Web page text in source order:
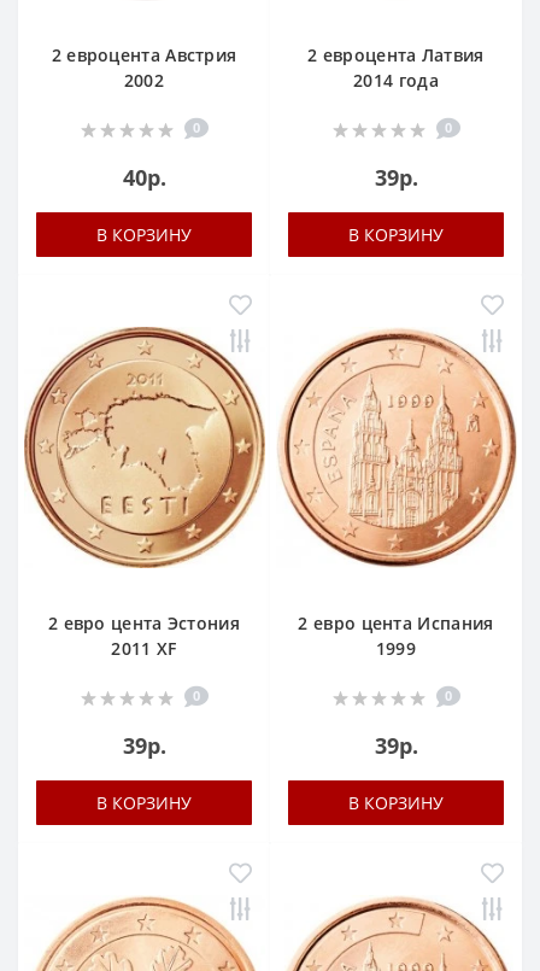
2 евроцента Австрия
2002
0
40р.
В КОРЗИНУ
2 евроцента Латвия
2014 года
0
39р.
В КОРЗИНУ
2 евро цента Эстония
2011 XF
0
39р.
В КОРЗИНУ
2 евро цента Испания
1999
0
39р.
В КОРЗИНУ